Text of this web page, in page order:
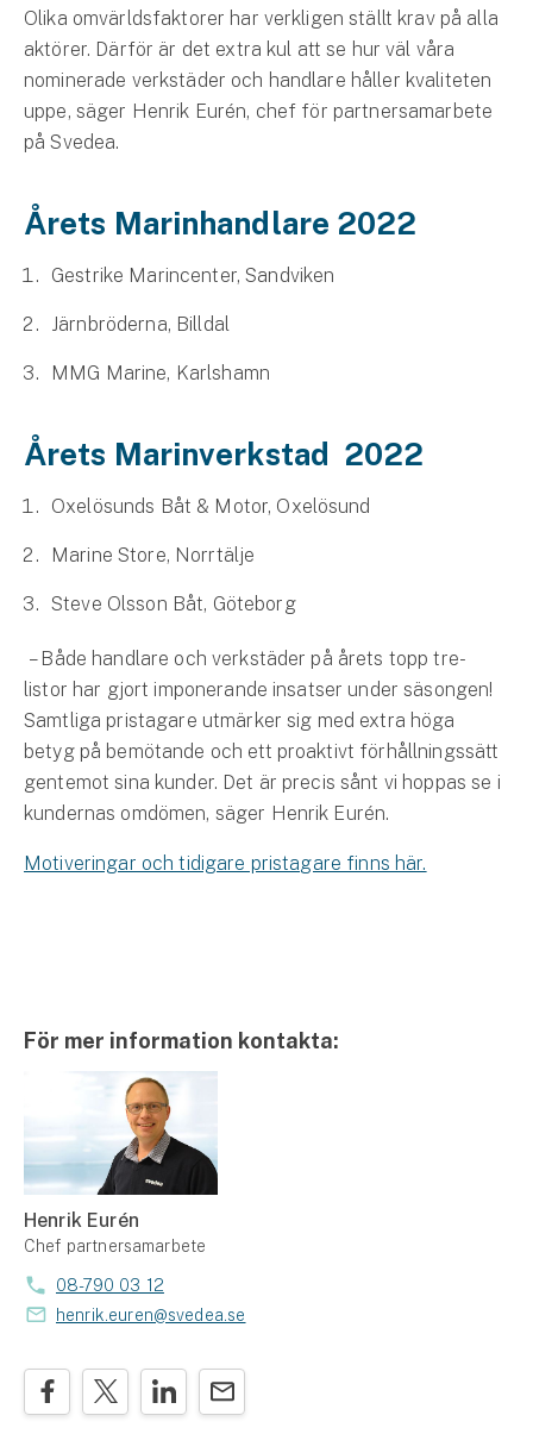
Bostadsrättsförsäkring
Hyresrättsförsäkring
Fritidshusförsäkring
Företagsförsäkring
Bilförsäkring för företag
För förmedlare
Kommunolycksfall
Försäkring via förmedlare
Olika omvärldsfaktorer har verkligen ställt krav på alla
aktörer. Därför är det extra kul att se hur väl våra
nominerade verkstäder och handlare håller kvaliteten
uppe, säger Henrik Eurén, chef för partnersamarbete
på Svedea.
Årets Marinhandlare 2022
Gestrike Marincenter, Sandviken
Järnbröderna, Billdal
MMG Marine, Karlshamn
Årets Marinverkstad 2022
Oxelösunds Båt & Motor, Oxelösund
Marine Store, Norrtälje
Steve Olsson Båt, Göteborg
– Både handlare och verkstäder på årets topp tre-
listor har gjort imponerande insatser under säsongen!
Samtliga pristagare utmärker sig med extra höga
betyg på bemötande och ett proaktivt förhållningssätt
gentemot sina kunder. Det är precis sånt vi hoppas se i
kundernas omdömen, säger Henrik Eurén.
Motiveringar och tidigare pristagare finns här.
För mer information kontakta:
Henrik Eurén
Chef partnersamarbete
08-790 03 12
henrik.euren@svedea.se